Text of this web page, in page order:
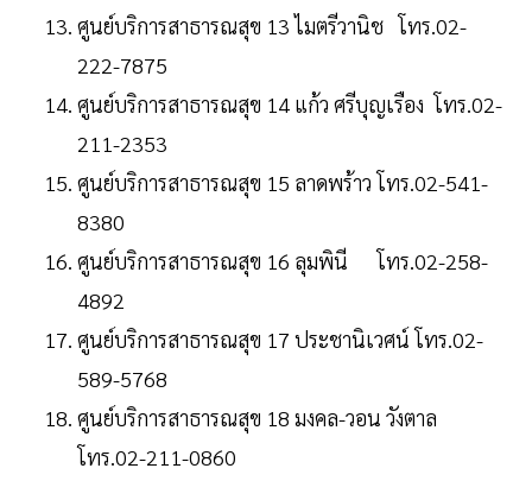
ศูนย์บริการสาธารณสุข 13 ไมตรีวานิช โทร.02-
222-7875
ศูนย์บริการสาธารณสุข 14 แก้ว ศรีบุญเรือง โทร.02-
211-2353
ศูนย์บริการสาธารณสุข 15 ลาดพร้าว โทร.02-541-
8380
ศูนย์บริการสาธารณสุข 16 ลุมพินี โทร.02-258-
4892
ศูนย์บริการสาธารณสุข 17 ประชานิเวศน์ โทร.02-
589-5768
ศูนย์บริการสาธารณสุข 18 มงคล-วอน วังตาล
โทร.02-211-0860